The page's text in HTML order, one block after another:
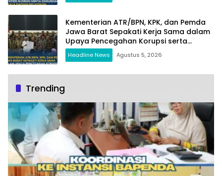
Kementerian ATR/BPN, KPK, dan Pemda
Jawa Barat Sepakati Kerja Sama dalam
Upaya Pencegahan Korupsi serta
Penguatan Ekonomi Daerah
Headline News Agustus 5, 2026
Trending